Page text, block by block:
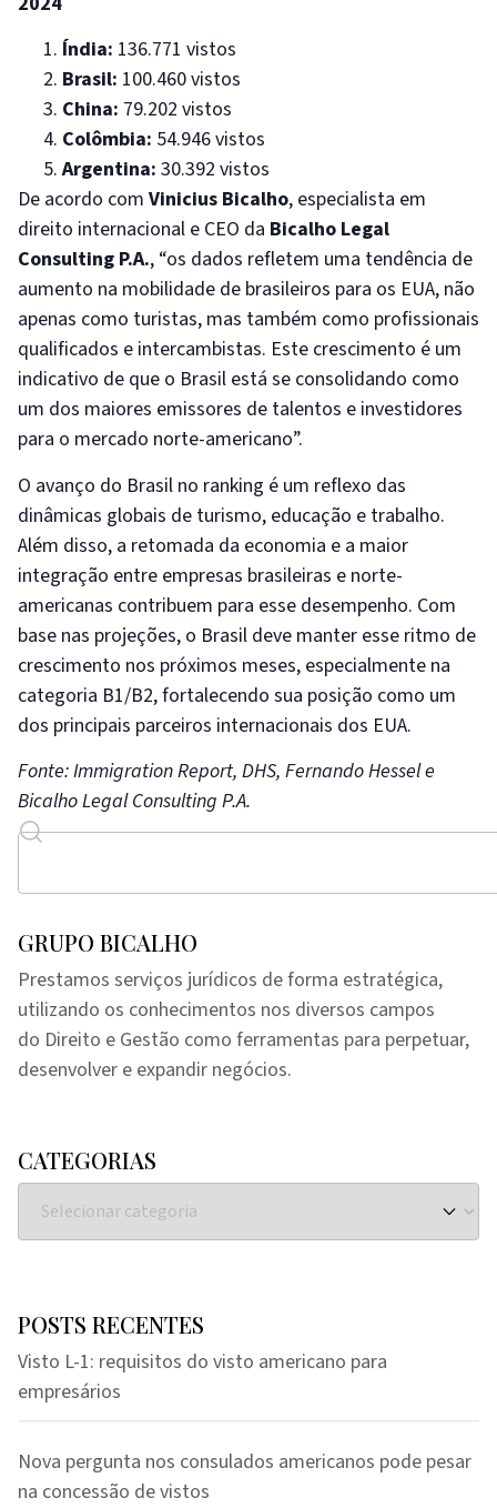
Índia: 136.771 vistos
Brasil: 100.460 vistos
China: 79.202 vistos
Colômbia: 54.946 vistos
Argentina: 30.392 vistos
De acordo com Vinicius Bicalho, especialista em
direito internacional e CEO da Bicalho Legal
Consulting P.A., “os dados refletem uma tendência de
aumento na mobilidade de brasileiros para os EUA, não
apenas como turistas, mas também como profissionais
qualificados e intercambistas. Este crescimento é um
indicativo de que o Brasil está se consolidando como
um dos maiores emissores de talentos e investidores
para o mercado norte-americano”.
O avanço do Brasil no ranking é um reflexo das
dinâmicas globais de turismo, educação e trabalho.
Além disso, a retomada da economia e a maior
integração entre empresas brasileiras e norte-
americanas contribuem para esse desempenho. Com
base nas projeções, o Brasil deve manter esse ritmo de
crescimento nos próximos meses, especialmente na
categoria B1/B2, fortalecendo sua posição como um
dos principais parceiros internacionais dos EUA.
Fonte: Immigration Report, DHS, Fernando Hessel e
Bicalho Legal Consulting P.A.
GRUPO BICALHO
Prestamos serviços jurídicos de forma estratégica,
utilizando os conhecimentos nos diversos campos
do Direito e Gestão como ferramentas para perpetuar,
desenvolver e expandir negócios.
CATEGORIAS
POSTS RECENTES
Visto L-1: requisitos do visto americano para
empresários
Nova pergunta nos consulados americanos pode pesar
na concessão de vistos